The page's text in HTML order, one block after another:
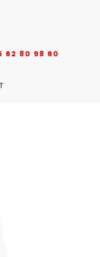
80 98 60